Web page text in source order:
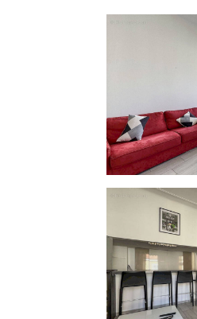
commun. À
89€/mois. DPE
de chauffage
Visite
Les
Géorisques :